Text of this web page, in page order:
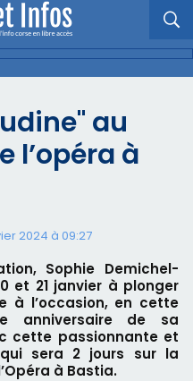
au
l’opéra à
2024 à 09:27
Sophie Demichel-
et 21 janvier à plonger
à l’occasion, en cette
anniversaire de sa
cette passionnante et
sera 2 jours sur la
à Bastia.